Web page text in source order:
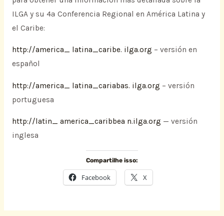
ILGA y su 4ª Conferencia Regional en América Latina y
el Caribe:
http://america_ latina_caribe. ilga.org – versión en
español
http://america_ latina_cariabas. ilga.org – versión
portuguesa
http://latin_ america_caribbea n.ilga.org — versión
inglesa
Compartilhe isso:
Facebook X